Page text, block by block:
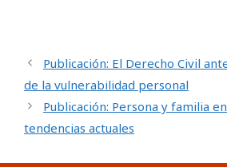
Publicación: El Derecho Civil
de la vulnerabilidad personal
Publicación: Persona y familia
tendencias actuales